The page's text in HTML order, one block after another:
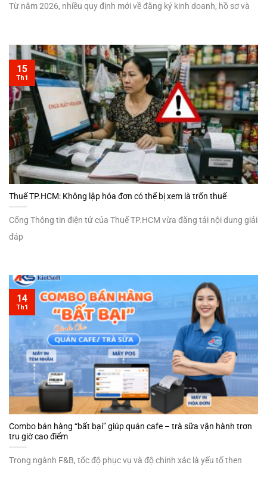
Từ năm 2026, nhiều quy định mới về đăng ký kinh doanh, hồ sơ và
Thuế TP.HCM: Không lập hóa đơn có thể bị xem là trốn thuế
Cổng Thông tin điện tử của Thuế TP.HCM vừa đăng tải nội dung giải
đáp
15
Th1
Combo bán hàng “bất bại” giúp quán cafe – trà sữa vận hành trơn
tru giờ cao điểm
Trong ngành F&B, tốc độ phục vụ và độ chính xác là yếu tố then
14
Th1